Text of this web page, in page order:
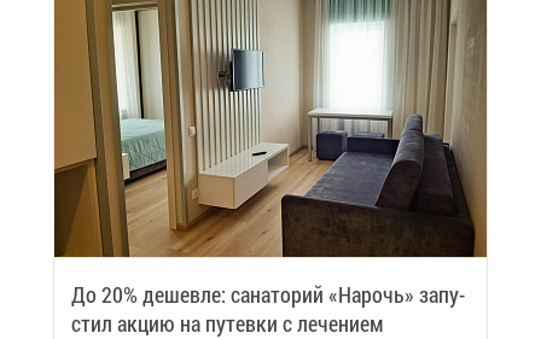
До 20% де­шев­ле: са­на­то­рий «На­рочь» за­пу­
стил ак­цию на пу­тев­ки с ле­че­ни­ем